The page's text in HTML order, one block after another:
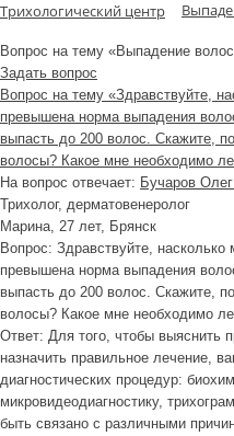
Трихологический центр
Вопрос на тему «Выпадение
Задать вопрос
Вопрос на тему «Здравствуйте,
превышена норма выпадения
выпасть до 200 волос. Скажите,
волосы? Какое мне необходимо
На вопрос отвечает: Бучаров
Трихолог, дерматовенеролог
Марина, 27 лет, Брянск
Вопрос: Здравствуйте,
превышена норма выпадения
выпасть до 200 волос. Скажите,
волосы? Какое мне необходимо
Ответ: Для того, чтобы выяснить
назначить правильное лечение,
диагностических процедур:
микровидеодиагностику,
быть связано с различными